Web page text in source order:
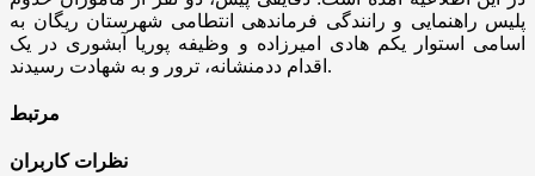
پلیس راهنمایی و رانندگی فرماندهی انتطامی شهرستان ریگان به
اسامی استوار یکم هادی امیرزاده و وظیفه پوریا آبشوری در یک
اقدام ددمنشانه، ترور و به شهادت رسیدند.
مرتبط
نظرات کاربران